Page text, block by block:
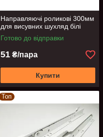
Направляючі роликові 300мм
для висувних шухляд білі
Готово до відправки
51 ₴/пара
Купити
Топ